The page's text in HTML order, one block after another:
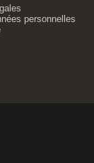
personnelles